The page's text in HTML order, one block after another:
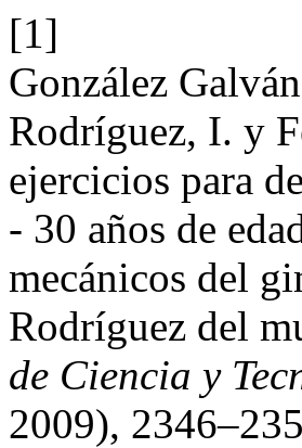
[1]
González
Rodríguez, I. y
ejercicios para
- 30 años de
mecánicos del
Rodríguez del
de Ciencia y
2009),